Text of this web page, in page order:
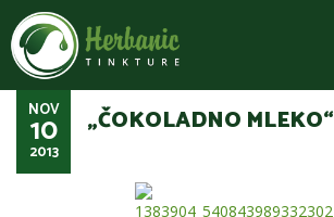
NOV
10
2013
„ČOKOLADNO MLEKO“